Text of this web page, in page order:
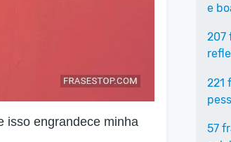
isso engrandece minha
e
207
221
57